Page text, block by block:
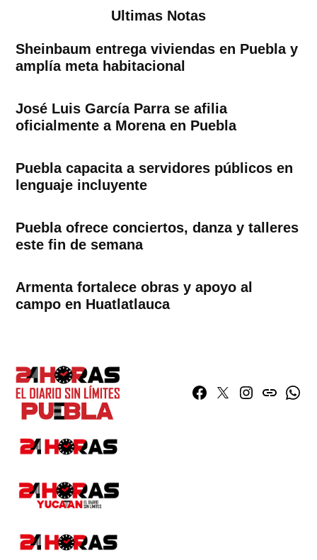
Ultimas Notas
Sheinbaum entrega viviendas en Puebla y
amplía meta habitacional
José Luis García Parra se afilia
oficialmente a Morena en Puebla
Puebla capacita a servidores públicos en
lenguaje incluyente
Puebla ofrece conciertos, danza y talleres
este fin de semana
Armenta fortalece obras y apoyo al
campo en Huatlatlauca
Facebook
TwitterInstagram
issuu